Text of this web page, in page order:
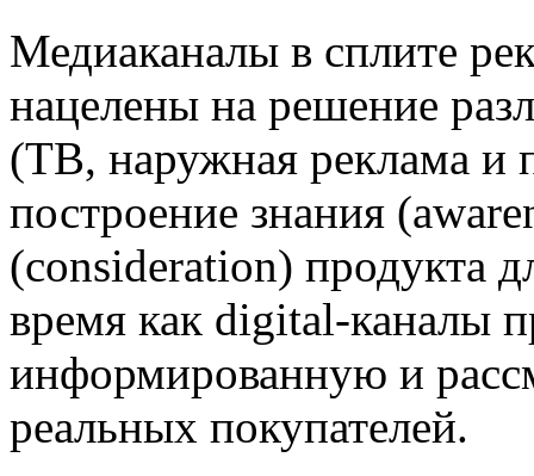
Медиаканалы в сплите
нацелены на решение
(ТВ, наружная реклама и
построение знания
(consideration) продукта
время как digital-каналы
информированную и
реальных покупателей.